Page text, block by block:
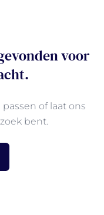
voor
of laat ons
bent.